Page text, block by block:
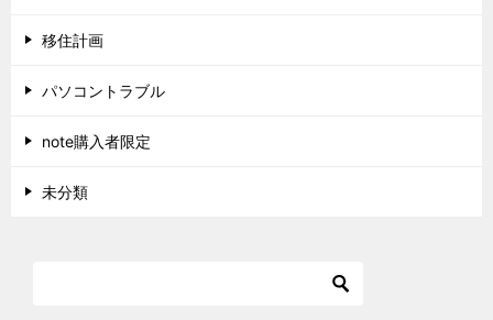
移住計画
パソコントラブル
note購入者限定
未分類